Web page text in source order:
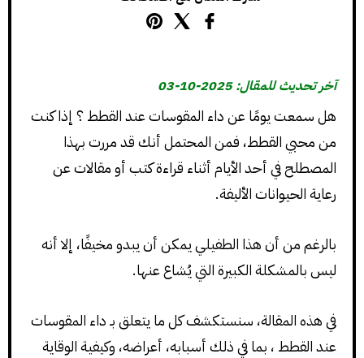
آخر تحديث للمقال: 2025-10-03
هل سمعت يومًا عن داء المقوسات عند القطط ؟ إذا كنت
من محبي القطط، فمن المحتمل أنك قد مررت بهذا
المصطلح في أحد الأيام أثناء قراءة كتب أو مقالات عن
رعاية الحيوانات الأليفة.
بالرغم من أن هذا الطفيلي يمكن أن يبدو مخيفًا، إلا أنه
ليس بالمشكلة الكبيرة التي يُشاع عنها.
في هذه المقالة، سنستكشف كل ما يتعلق بـ داء المقوسات
عند القطط ، بما في ذلك أسبابه، أعراضه، وكيفية الوقاية